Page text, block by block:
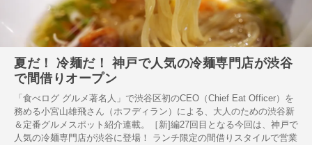
夏だ！ 冷麺だ！ 神戸で人気の冷麺専門店が渋谷
で間借りオープン
「食べログ グルメ著名人」で渋谷区初のCEO（Chief Eat Officer）を
務める小宮山雄飛さん（ホフディラン）による、大人のための渋谷新
＆定番グルメスポット紹介連載。［新]編27回目となる今回は、神戸で
人気の冷麺専門店が渋谷に登場！ ランチ限定の間借りスタイルで営業